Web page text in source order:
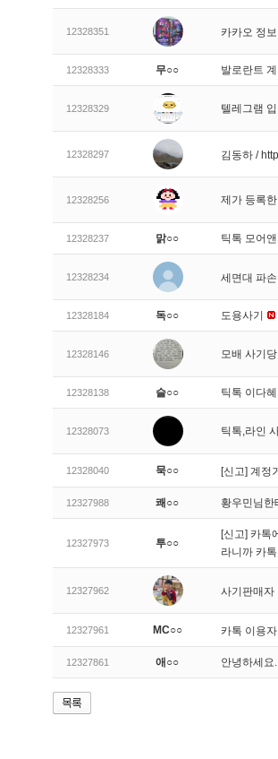
12328351 카카오 정
12328333 무○○ 발로란트
12328329 텔레그램
12328297 김동하 /
12328256 제가 등록
12328237 맑○○ 틱톡 모어
12328234 세면대 파손
12328184 독○○ 도용사기
12328146 모배 사기
12328138 슬○○ 틱톡 이다
12328073 틱톡,라인
12328040 묵○○ [신고] 계정
12327988 쾌○○ 황우민님한
12327973 투○○
[신고] 카톡
라니까 카
12327962 사기판매자
12327961 MC○○ 카톡 이용
12327861 애○○ 안녕하세요